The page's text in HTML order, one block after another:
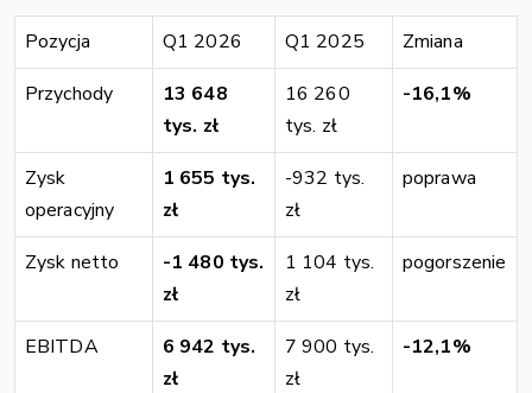
Pozycja Q1 2026 Q1 2025
Zmiana
Przychody
13 648
tys. zł
16 260
tys. zł
-16,1%
Zysk
operacyjny
1 655 tys.
zł
-932 tys.
zł
poprawa
Zysk netto
-1 480 tys.
zł
1 104 tys.
zł
pogorszenie
EBITDA
6 942 tys.
zł
7 900 tys.
zł
-12,1%